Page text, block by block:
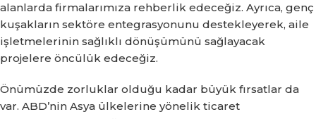
alanlarda firmalarımıza rehberlik edeceğiz. Ayrıca, genç
kuşakların sektöre entegrasyonunu destekleyerek, aile
işletmelerinin sağlıklı dönüşümünü sağlayacak
projelere öncülük edeceğiz.
Önümüzde zorluklar olduğu kadar büyük fırsatlar da
var. ABD’nin Asya ülkelerine yönelik ticaret